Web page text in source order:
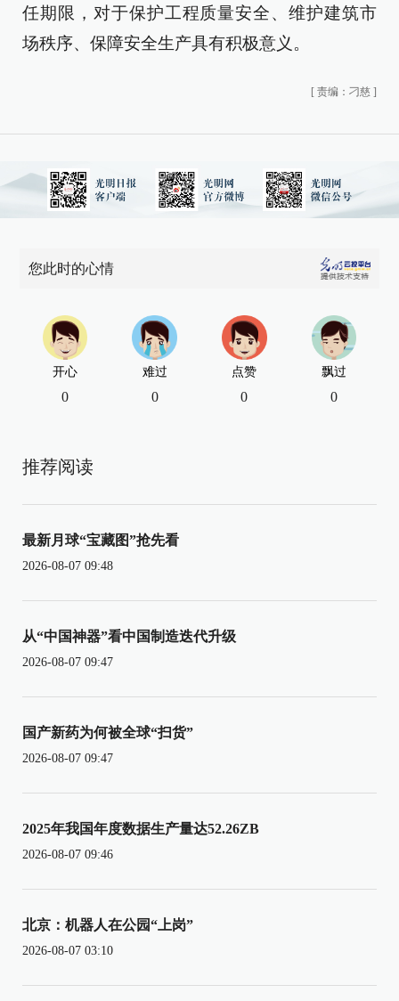
任期限，对于保护工程质量安全、维护建筑市
场秩序、保障安全生产具有积极意义。
[ 责编：刁慈 ]
您此时的心情
开心
0
难过
0
点赞
0
飘过
0
推荐阅读
最新月球“宝藏图”抢先看
2026-08-07 09:48
从“中国神器”看中国制造迭代升级
2026-08-07 09:47
国产新药为何被全球“扫货”
2026-08-07 09:47
2025年我国年度数据生产量达52.26ZB
2026-08-07 09:46
北京：机器人在公园“上岗”
2026-08-07 03:10